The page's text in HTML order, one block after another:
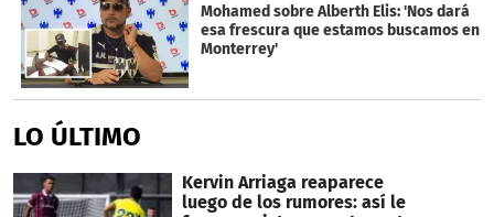
Mohamed sobre Alberth Elis: 'Nos dará
esa frescura que estamos buscamos en
Monterrey'
LO ÚLTIMO
Kervin Arriaga reaparece
luego de los rumores: así le